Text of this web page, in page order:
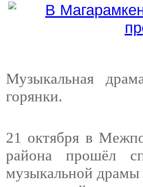
Музыкальная
горянки.
21 октября в
района прошёл
музыкальной